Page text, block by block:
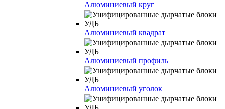
Алюминиевый круг
Алюминиевый квадрат
Алюминиевый профиль
Алюминиевый уголок